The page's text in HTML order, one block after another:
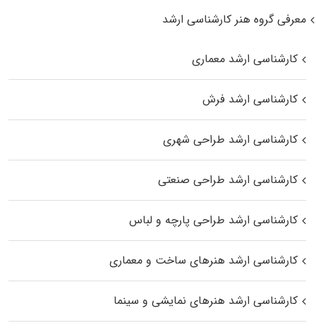
معرفی گروه هنر کارشناسی ارشد
کارشناسی ارشد معماری
کارشناسی ارشد فرش
کارشناسی ارشد طراحی شهری
کارشناسی ارشد طراحی صنعتی
کارشناسی ارشد طراحی پارچه و لباس
کارشناسی ارشد هنرهای ساخت و معماری
کارشناسی ارشد هنرهای نمایشی و سینما